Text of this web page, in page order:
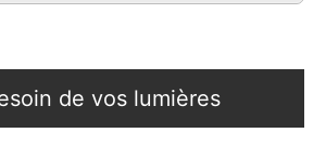
de vos lumières